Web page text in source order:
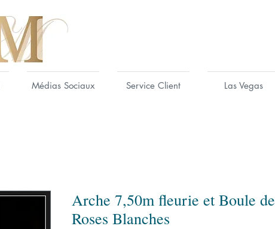
Médias Sociaux Service Client Las Vegas
Arche 7,50m fleurie et Boule de
Roses Blanches